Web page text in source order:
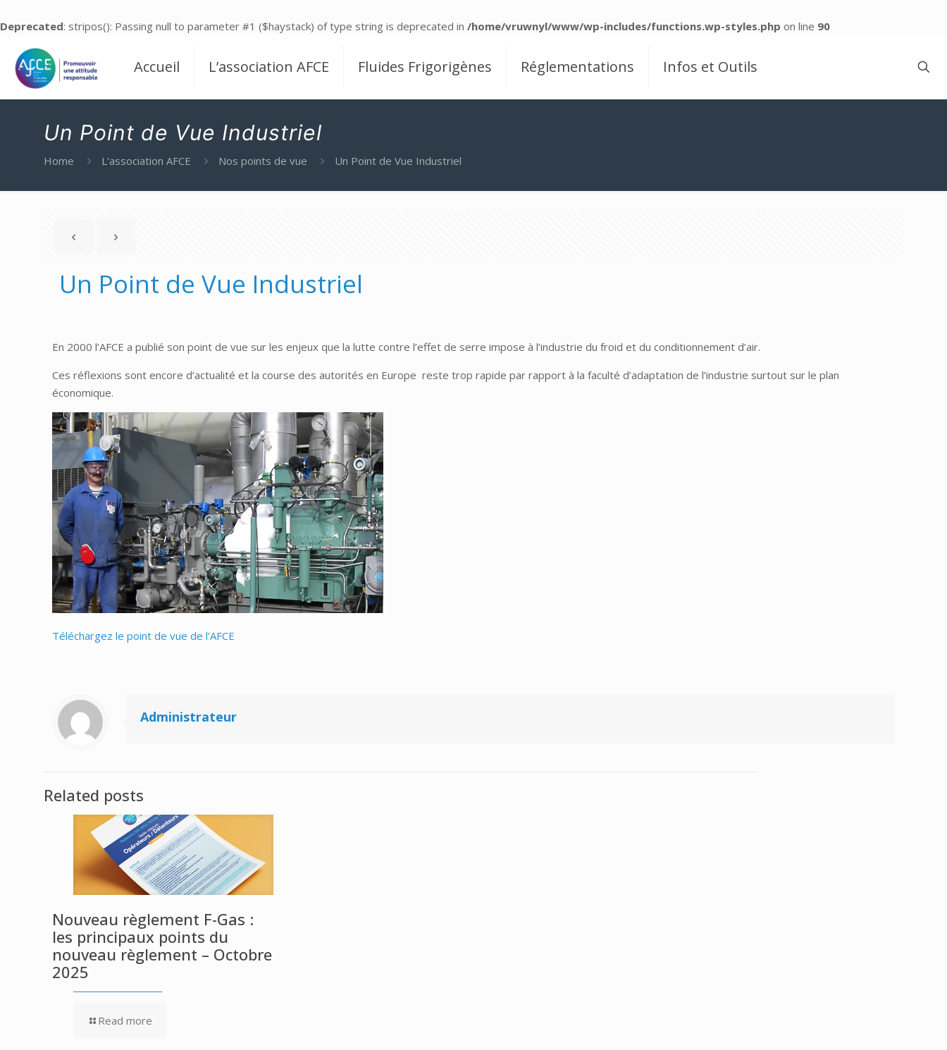
Deprecated: stripos(): Passing null to parameter #1 ($haystack) of type string is deprecated in /home/vruwnyl/www/wp-includes/functions.wp-styles.php on line 90
Accueil L’association AFCE Fluides Frigorigènes Réglementations Infos et Outils
Un Point de Vue Industriel
Home L'association AFCE Nos points de vue Un Point de Vue Industriel
Un Point de Vue Industriel
En 2000 l’AFCE a publié son point de vue sur les enjeux que la lutte contre l’effet de serre impose à l’industrie du froid et du conditionnement d’air.
Ces réflexions sont encore d’actualité et la course des autorités en Europe reste trop rapide par rapport à la faculté d’adaptation de l’industrie surtout sur le plan
économique.
Téléchargez le point de vue de l’AFCE
Administrateur
Related posts
Nouveau règlement F-Gas :
les principaux points du
nouveau règlement – Octobre
2025
Read more